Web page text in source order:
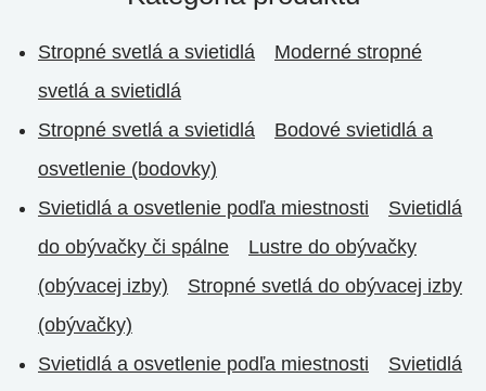
Stropné svetlá a svietidlá
Moderné stropné
svetlá a svietidlá
Stropné svetlá a svietidlá
Bodové svietidlá a
osvetlenie (bodovky)
Svietidlá a osvetlenie podľa miestnosti
Svietidlá
do obývačky či spálne
Lustre do obývačky
(obývacej izby)
Stropné svetlá do obývacej izby
(obývačky)
Svietidlá a osvetlenie podľa miestnosti
Svietidlá